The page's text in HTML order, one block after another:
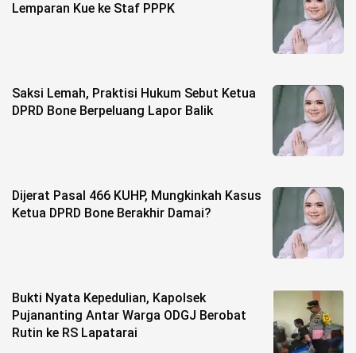
Lemparan Kue ke Staf PPPK
Saksi Lemah, Praktisi Hukum Sebut Ketua
DPRD Bone Berpeluang Lapor Balik
Dijerat Pasal 466 KUHP, Mungkinkah Kasus
Ketua DPRD Bone Berakhir Damai?
Bukti Nyata Kepedulian, Kapolsek
Pujananting Antar Warga ODGJ Berobat
Rutin ke RS Lapatarai